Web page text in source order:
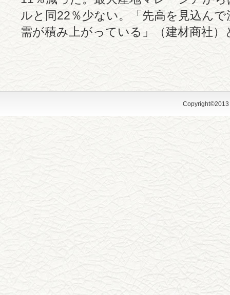
ルと同22％少ない。「先高を見込ん
需が積み上がっている」（建材商社
Copyright©2013